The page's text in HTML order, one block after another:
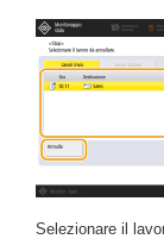
Selezionare il